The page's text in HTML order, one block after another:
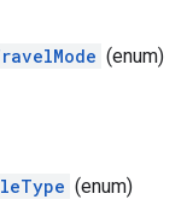
(enum)
(enum)